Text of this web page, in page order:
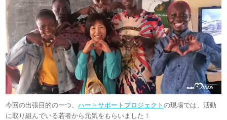
今回の出張目的の一つ、ハートサポートプロジェクトの現場では、活動
に取り組んでいる若者から元気をもらいました！